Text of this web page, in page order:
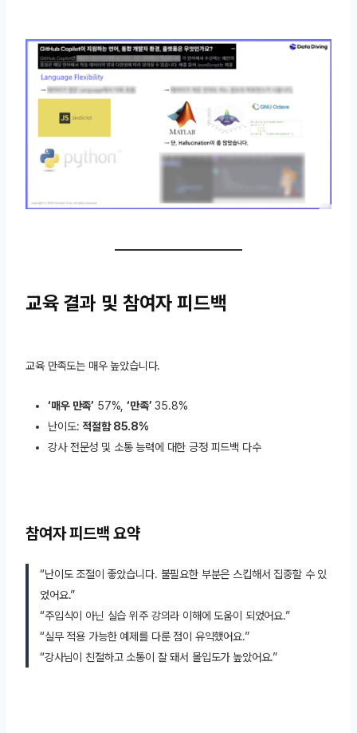
교육 결과 및 참여자 피드백
교육 만족도는 매우 높았습니다.
‘매우 만족’ 57%,‘만족’ 35.8%
난이도:적절함 85.8%
강사 전문성 및 소통 능력에 대한 긍정 피드백 다수
참여자 피드백 요약
“난이도 조절이 좋았습니다. 불필요한 부분은 스킵해서 집중할 수 있
었어요.”
“주입식이 아닌 실습 위주 강의라 이해에 도움이 되었어요.”
“실무 적용 가능한 예제를 다룬 점이 유익했어요.”
“강사님이 친절하고 소통이 잘 돼서 몰입도가 높았어요.”